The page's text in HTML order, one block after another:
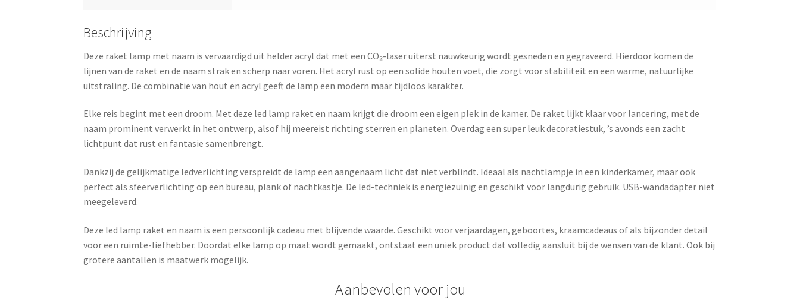
Beschrijving
Deze raket lamp met naam is vervaardigd uit helder acryl dat met een CO₂-laser uiterst nauwkeurig wordt gesneden en gegraveerd. Hierdoor komen de
lijnen van de raket en de naam strak en scherp naar voren. Het acryl rust op een solide houten voet, die zorgt voor stabiliteit en een warme, natuurlijke
uitstraling. De combinatie van hout en acryl geeft de lamp een modern maar tijdloos karakter.
Elke reis begint met een droom. Met deze led lamp raket en naam krijgt die droom een eigen plek in de kamer. De raket lijkt klaar voor lancering, met de
naam prominent verwerkt in het ontwerp, alsof hij meereist richting sterren en planeten. Overdag een super leuk decoratiestuk, ’s avonds een zacht
lichtpunt dat rust en fantasie samenbrengt.
Dankzij de gelijkmatige ledverlichting verspreidt de lamp een aangenaam licht dat niet verblindt. Ideaal als nachtlampje in een kinderkamer, maar ook
perfect als sfeerverlichting op een bureau, plank of nachtkastje. De led-techniek is energiezuinig en geschikt voor langdurig gebruik. USB-wandadapter niet
meegeleverd.
Deze led lamp raket en naam is een persoonlijk cadeau met blijvende waarde. Geschikt voor verjaardagen, geboortes, kraamcadeaus of als bijzonder detail
voor een ruimte-liefhebber. Doordat elke lamp op maat wordt gemaakt, ontstaat een uniek product dat volledig aansluit bij de wensen van de klant. Ook bij
grotere aantallen is maatwerk mogelijk.
Aanbevolen voor jou